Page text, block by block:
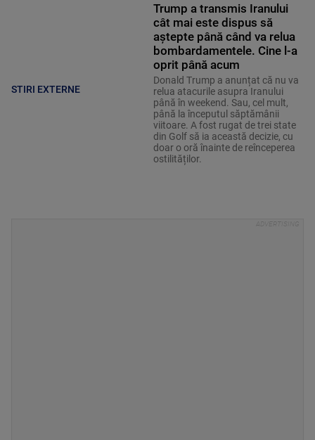
STIRI EXTERNE
Trump a transmis Iranului
cât mai este dispus să
aștepte până când va relua
bombardamentele. Cine l-a
oprit până acum
Donald Trump a anunțat că nu va
relua atacurile asupra Iranului
până în weekend. Sau, cel mult,
până la începutul săptămânii
viitoare. A fost rugat de trei state
din Golf să ia această decizie, cu
doar o oră înainte de reînceperea
ostilităților.